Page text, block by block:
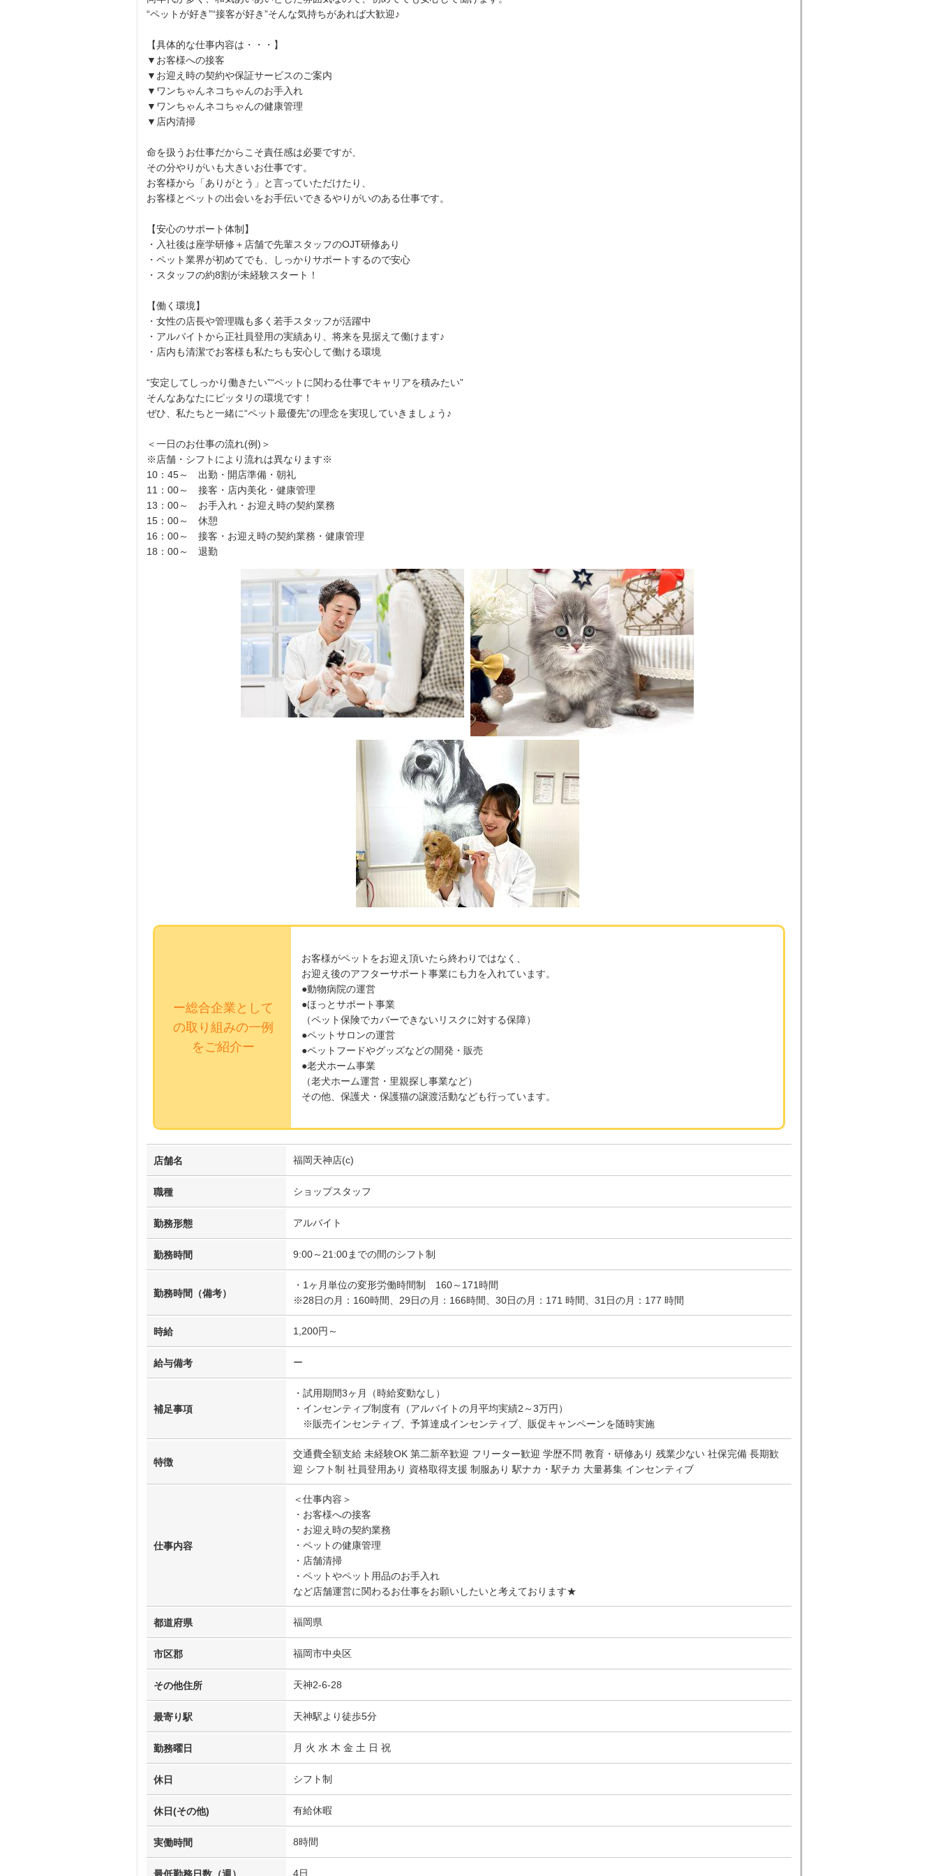
“ペットが好き”“接客が好き”そんな気持ちがあれば大歓迎♪
【具体的な仕事内容は・・・】
▼お客様への接客
▼お迎え時の契約や保証サービスのご案内
▼ワンちゃんネコちゃんのお手入れ
▼ワンちゃんネコちゃんの健康管理
▼店内清掃
命を扱うお仕事だからこそ責任感は必要ですが、
その分やりがいも大きいお仕事です。
お客様から「ありがとう」と言っていただけたり、
お客様とペットの出会いをお手伝いできるやりがいのある仕事です。
【安心のサポート体制】
・入社後は座学研修＋店舗で先輩スタッフのOJT研修あり
・ペット業界が初めてでも、しっかりサポートするので安心
・スタッフの約8割が未経験スタート！
【働く環境】
・女性の店長や管理職も多く若手スタッフが活躍中
・アルバイトから正社員登用の実績あり、将来を見据えて働けます♪
・店内も清潔でお客様も私たちも安心して働ける環境
“安定してしっかり働きたい”“ペットに関わる仕事でキャリアを積みたい”
そんなあなたにピッタリの環境です！
ぜひ、私たちと一緒に“ペット最優先”の理念を実現していきましょう♪
＜一日のお仕事の流れ(例)＞
※店舗・シフトにより流れは異なります※
10：45～ 出勤・開店準備・朝礼
11：00～ 接客・店内美化・健康管理
13：00～ お手入れ・お迎え時の契約業務
15：00～ 休憩
16：00～ 接客・お迎え時の契約業務・健康管理
18：00～ 退勤
ー総合企業として
の取り組みの一例
をご紹介ー
お客様がペットをお迎え頂いたら終わりではなく、
お迎え後のアフターサポート事業にも力を入れています。
●動物病院の運営
●ほっとサポート事業
（ペット保険でカバーできないリスクに対する保障）
●ペットサロンの運営
●ペットフードやグッズなどの開発・販売
●老犬ホーム事業
（老犬ホーム運営・里親探し事業など）
その他、保護犬・保護猫の譲渡活動なども行っています。
店舗名 福岡天神店(c)
職種 ショップスタッフ
勤務形態 アルバイト
勤務時間 9:00～21:00までの間のシフト制
勤務時間（備考）
・1ヶ月単位の変形労働時間制 160～171時間
※28日の月：160時間、29日の月：166時間、30日の月：171 時間、31日の月：177 時間
時給 1,200円～
給与備考 ー
補足事項
・試用期間3ヶ月（時給変動なし）
・インセンティブ制度有（アルバイトの月平均実績2～3万円）
※販売インセンティブ、予算達成インセンティブ、販促キャンペーンを随時実施
特徴
交通費全額支給 未経験OK 第二新卒歓迎 フリーター歓迎 学歴不問 教育・研修あり 残業少ない 社保完備 長期歓
迎 シフト制 社員登用あり 資格取得支援 制服あり 駅ナカ・駅チカ 大量募集 インセンティブ
仕事内容
＜仕事内容＞
・お客様への接客
・お迎え時の契約業務
・ペットの健康管理
・店舗清掃
・ペットやペット用品のお手入れ
など店舗運営に関わるお仕事をお願いしたいと考えております★
都道府県 福岡県
市区郡 福岡市中央区
その他住所 天神2-6-28
最寄り駅 天神駅より徒歩5分
勤務曜日 月 火 水 木 金 土 日 祝
休日 シフト制
休日(その他) 有給休暇
実働時間 8時間
4日